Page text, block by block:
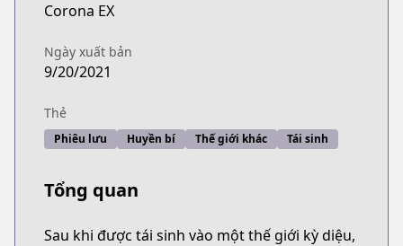
Corona EX
Ngày xuất bản
9/20/2021
Thẻ
Phiêu lưu Huyền bí Thế giới khác Tái sinh
Tổng quan
Sau khi được tái sinh vào một thế giới kỳ diệu,